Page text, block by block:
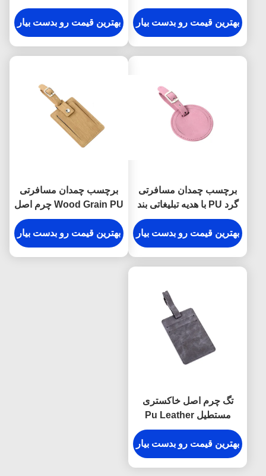
Rectangle لوگوی تبلیغاتی
Hot Stamping
بهترین قیمت رو بدست بیار
مسافرتی پو
بهترین قیمت رو بدست بیار
برچسب چمدان مسافرتی
گرد PU با هدیه تبلیغاتی بند
سگک دار
بهترین قیمت رو بدست بیار
برچسب چمدان مسافرتی
Wood Grain PU چرم اصل
شخصی سازی شده
بهترین قیمت رو بدست بیار
تگ چرم اصل خاکستری
مستطیل Pu Leather
برچسب چمدان سوغاتی
هدیه
بهترین قیمت رو بدست بیار